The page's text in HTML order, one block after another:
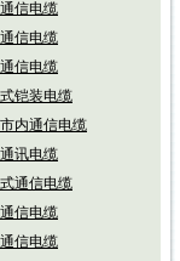
信电缆
信电缆
信电缆
铠装电缆
内通信电缆
讯电缆
通信电缆
信电缆
信电缆